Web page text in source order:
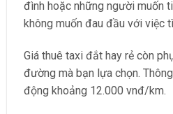
đình hoặc những người muốn
không muốn đau đầu với việc
Giá thuê taxi đắt hay rẻ còn
đường mà bạn lựa chọn.
động khoảng 12.000 vnđ/km.